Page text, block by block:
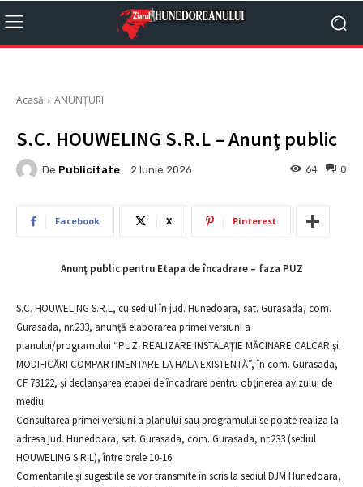
Acasă ANUNȚURI
S.C. HOUWELING S.R.L – Anunţ public
De Publicitate 2 Iunie 2026 0
64
Facebook X Pinterest
Anunţ public pentru Etapa de încadrare – faza PUZ
S.C. HOUWELING S.R.L, cu sediul în jud. Hunedoara, sat. Gurasada, com.
Gurasada, nr.233, anunţă elaborarea primei versiuni a
planului/programului “PUZ: REALIZARE INSTALAŢIE MĂCINARE CALCAR şi
MODIFICĂRI COMPARTIMENTARE LA HALA EXISTENTĂ”, în com. Gurasada,
CF 73122, şi declanşarea etapei de încadrare pentru obţinerea avizului de
mediu.
Consultarea primei versiuni a planului sau programului se poate realiza la
adresa jud. Hunedoara, sat. Gurasada, com. Gurasada, nr.233 (sediul
HOUWELING S.R.L), între orele 10-16.
Comentariile şi sugestiile se vor transmite în scris la sediul DJM Hunedoara,